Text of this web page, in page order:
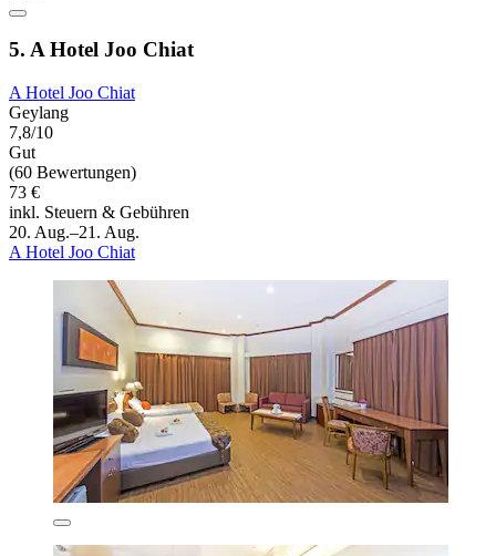
5. A Hotel Joo Chiat
A Hotel Joo Chiat
Geylang
7,8/10
Gut
(60 Bewertungen)
73 €
inkl. Steuern & Gebühren
20. Aug.–21. Aug.
A Hotel Joo Chiat